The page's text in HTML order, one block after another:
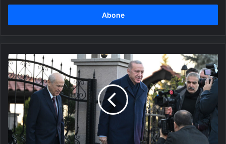
adresinizi
Cumhurbaşkanı
Erdoğan'dan
Bahçeli'ye
ziyaret